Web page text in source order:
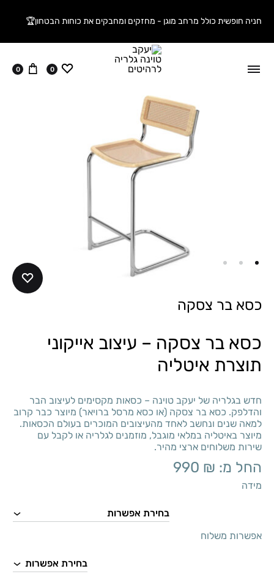
חניה חופשית כולל מרחב מוגן - מחזקים ומחבקים את כוחות הבטחון🏆
ווישליסט
0 עגלה
0
כסא בר צסקה
כסא בר צסקה – עיצוב אייקוני
תוצרת איטליה
חדש בגלריה של יעקב טוינה – כסאות מקסימים לעיצוב הבר
והדלפק. כסא בר צסקה (או כסא מרסל ברויאר) מיוצר כבר קרוב
למאה שנים ונחשב לאחד מהעיצובים המוכרים בעולם הכסאות.
מיוצר באיטליה במלאי מוגבל, מוזמנים לגלריה או לקבל עם
שירות משלוחים ארצי מהיר.
החל מ: 990 ₪
מידה
אפשרות משלוח